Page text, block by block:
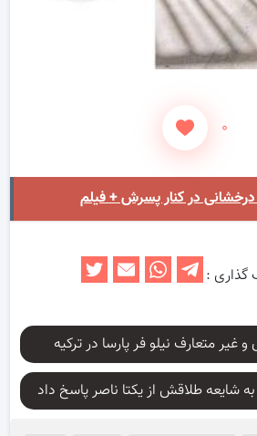
۰
در کنار پسرش + فیلم
گذاری :
غیر متعارف نیلو فر پارسا در ترکیه